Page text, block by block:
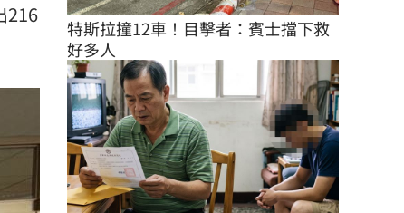
216
特斯拉撞12車！目擊者：賓士擋下救
好多人